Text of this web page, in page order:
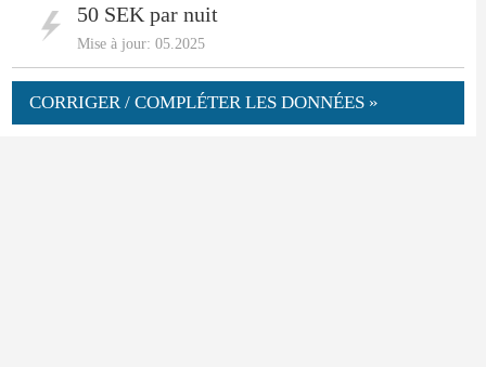
50 SEK par nuit
Mise à jour: 05.2025
CORRIGER / COMPLÉTER LES DONNÉES »